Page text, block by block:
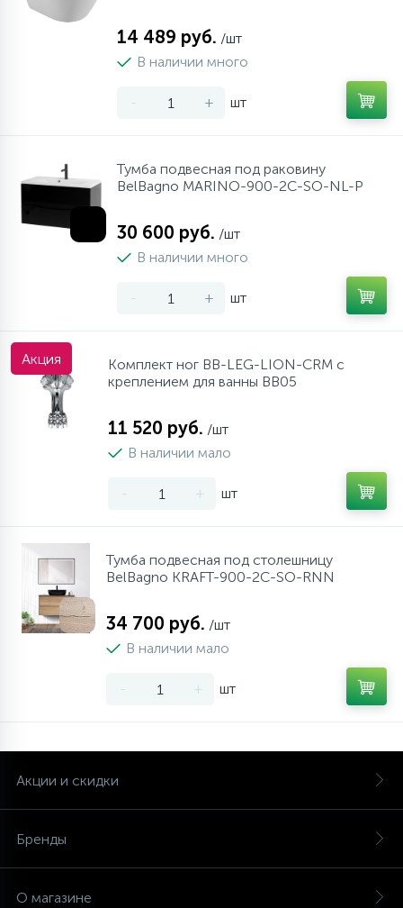
14 489 руб. /шт
В наличии много
- + шт
Тумба подвесная под раковину
BelBagno MARINO-900-2C-SO-NL-P
30 600 руб. /шт
В наличии много
- + шт
Акция
Комплект ног BB-LEG-LION-CRM с
креплением для ванны BB05
11 520 руб. /шт
В наличии мало
- + шт
Тумба подвесная под столешницу
BelBagno KRAFT-900-2C-SO-RNN
34 700 руб. /шт
В наличии мало
- + шт
Акции и скидки
Бренды
О магазине